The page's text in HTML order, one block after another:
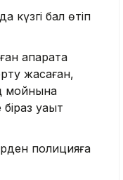
күзгі бал өтіп
ақпаратқа
жасаған,
мойнына
уақыт
полицияға